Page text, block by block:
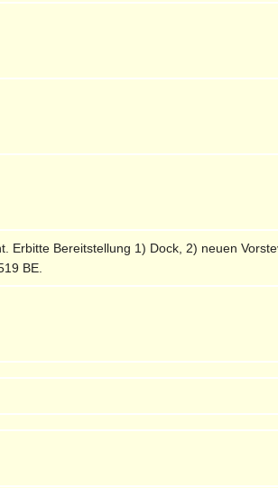
Erbitte Bereitstellung 1) Dock, 2) neuen
BE.